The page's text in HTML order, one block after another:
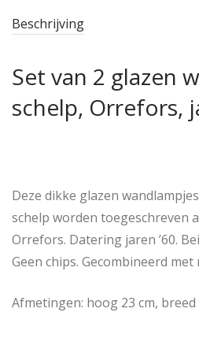
Beschrijving
Set van 2 glazen
schelp, Orrefors,
Deze dikke glazen
schelp worden toegeschreven
Orrefors. Datering jaren ’60.
Geen chips. Gecombineerd
Afmetingen: hoog 23 cm, breed